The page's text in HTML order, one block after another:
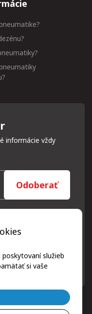
služieb
si vaše
informácie vždy
Odoberať
len za týmto
zásadami ochrany
na odkaz, ktorý
z ktoréhokoľvek